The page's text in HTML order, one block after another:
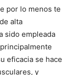
por lo menos te
alta
sido empleada
eficacia se hace
y